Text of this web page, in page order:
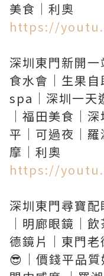
https://
深圳東門新開
食水會｜生果
spa｜深圳一天
｜福田美食｜
平｜可過夜｜
https://
深圳東門尋寶
｜明廊眼鏡｜
德鏡片｜東門
😎｜價錢平品